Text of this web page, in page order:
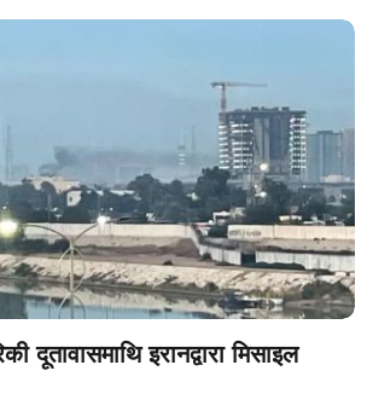
दूतावासमाथि इरानद्वारा मिसाइल